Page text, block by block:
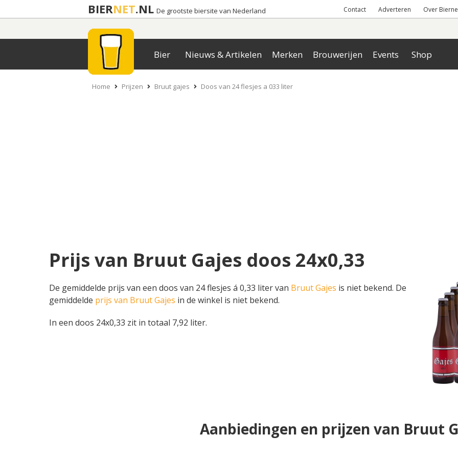
BIERNET.NL De grootste biersite van Nederland Contact Adverteren Over
Bier Nieuws & Artikelen Merken Brouwerijen Events Shop
Home Prijzen Bruut gajes Doos van 24 flesjes a 033 liter
Prijs van Bruut Gajes doos 24x0,33
De gemiddelde prijs van een doos van 24 flesjes á 0,33 liter van Bruut Gajes is niet bekend. De
gemiddelde prijs van Bruut Gajes in de winkel is niet bekend.
In een doos 24x0,33 zit in totaal 7,92 liter.
Aanbiedingen en prijzen van Bruut